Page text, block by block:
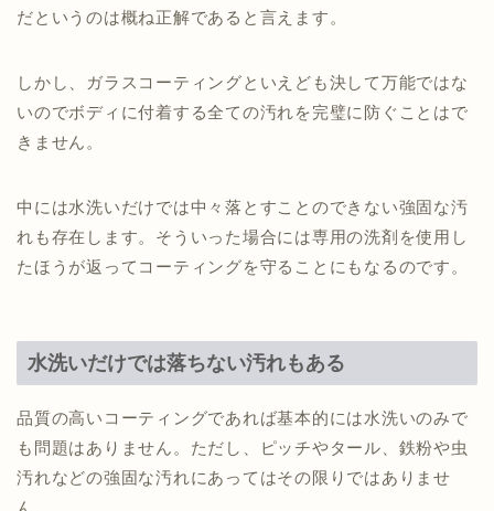
だというのは概ね正解であると言えます。
しかし、ガラスコーティングといえども決して万能ではな
いのでボディに付着する全ての汚れを完璧に防ぐことはで
きません。
中には水洗いだけでは中々落とすことのできない強固な汚
れも存在します。そういった場合には専用の洗剤を使用し
たほうが返ってコーティングを守ることにもなるのです。
水洗いだけでは落ちない汚れもある
品質の高いコーティングであれば基本的には水洗いのみで
も問題はありません。ただし、ピッチやタール、鉄粉や虫
汚れなどの強固な汚れにあってはその限りではありませ